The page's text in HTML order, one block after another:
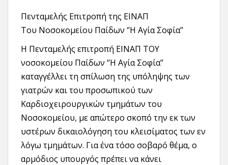
Πενταμελής Επιτροπή της ΕΙΝΑΠ
Του Νοσοκομείου Παίδων ‘’Η Αγία Σοφία’’
Η Πενταμελής επιτροπή ΕΙΝΑΠ ΤΟΥ
νοσοκομείου Παίδων ‘’Η Αγία Σοφία’’
καταγγέλλει τη σπίλωση της υπόληψης των
γιατρών και του προσωπικού των
Καρδιοχειρουργικών τμημάτων του
Νοσοκομείου, με απώτερο σκοπό την εκ των
υστέρων δικαιολόγηση του κλεισίματος των εν
λόγω τμημάτων. Για ένα τόσο σοβαρό θέμα, ο
αρμόδιος υπουργός πρέπει να κάνει